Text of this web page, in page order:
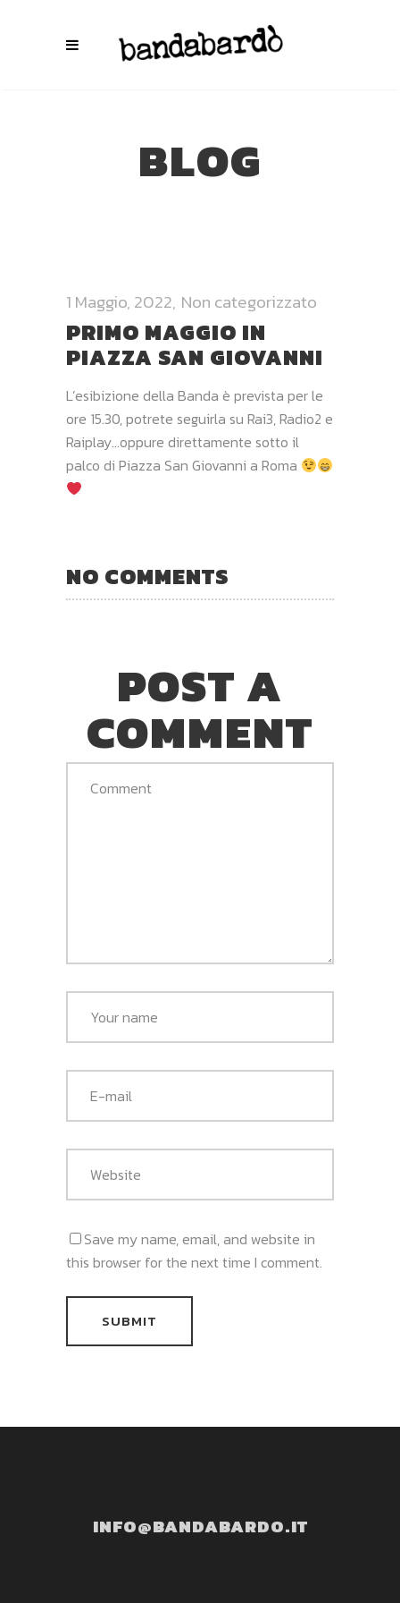
BLOG
1 Maggio, 2022 Non categorizzato
PRIMO MAGGIO IN
PIAZZA SAN GIOVANNI
L’esibizione della Banda è prevista per le
ore 15.30, potrete seguirla su Rai3, Radio2 e
Raiplay…oppure direttamente sotto il
palco di Piazza San Giovanni a Roma
NO COMMENTS
POST A
COMMENT
Save my name, email, and website in
this browser for the next time I comment.
INFO@BANDABARDO.IT